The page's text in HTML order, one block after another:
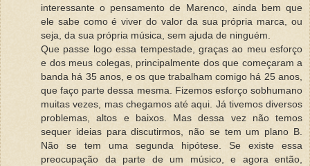
interessante o pensamento de Marenco, ainda bem que
ele sabe como é viver do valor da sua própria marca, ou
seja, da sua própria música, sem ajuda de ninguém.
Que passe logo essa tempestade, graças ao meu esforço
e dos meus colegas, principalmente dos que começaram a
banda há 35 anos, e os que trabalham comigo há 25 anos,
que faço parte dessa mesma. Fizemos esforço sobhumano
muitas vezes, mas chegamos até aqui. Já tivemos diversos
problemas, altos e baixos. Mas dessa vez não temos
sequer ideias para discutirmos, não se tem um plano B.
Não se tem uma segunda hipótese. Se existe essa
preocupação da parte de um músico, e agora então,